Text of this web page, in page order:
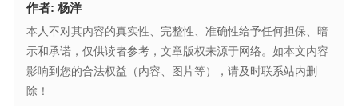
作者: 杨洋
本人不对其内容的真实性、完整性、准确性给予任何担保、暗
示和承诺，仅供读者参考，文章版权来源于网络。如本文内容
影响到您的合法权益（内容、图片等），请及时联系站内删
除！